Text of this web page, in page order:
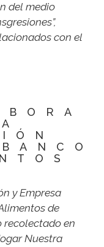
del medio
con el
y Empresa
de
recolectado en
Nuestra